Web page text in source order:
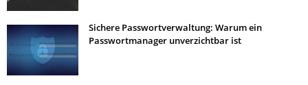
Sichere Passwortverwaltung: Warum ein
Passwortmanager unverzichtbar ist